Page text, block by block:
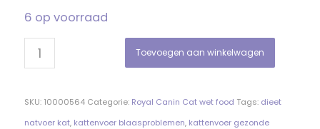
6 op voorraad
Toevoegen aan winkelwagen
SKU: 10000564 Categorie: Royal Canin Cat wet food Tags: dieet
natvoer kat, kattenvoer blaasproblemen, kattenvoer gezonde